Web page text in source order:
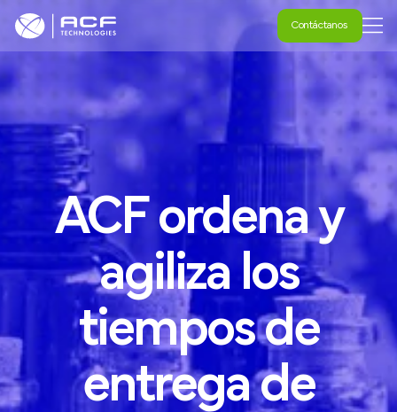
Contáctanos
ACF ordena y
agiliza los
tiempos de
entrega de